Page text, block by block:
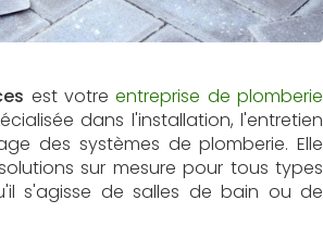
est votreentreprise de plomberie
dans l'installation, l'entretien
des systèmes de plomberie. Elle
sur mesure pour tous types
s'agisse de salles de bain ou de